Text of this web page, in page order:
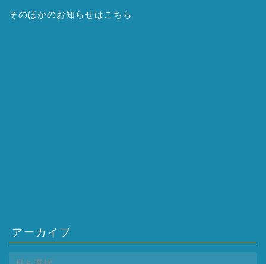
そのほかのお知らせはこちら
アーカイブ